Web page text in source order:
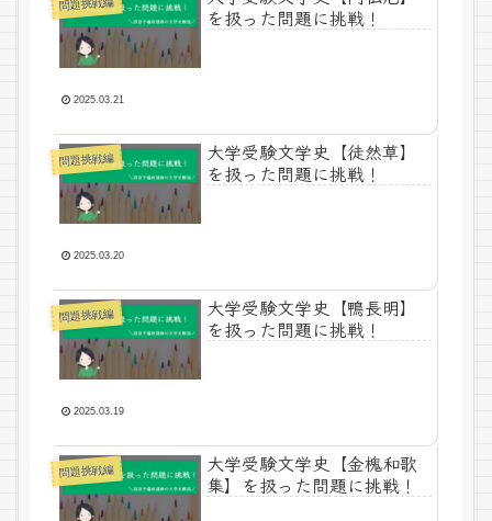
問題挑戦編
を扱った問題に挑戦！
2025.03.21
問題挑戦編
大学受験文学史【徒然草】
を扱った問題に挑戦！
2025.03.20
問題挑戦編
大学受験文学史【鴨長明】
を扱った問題に挑戦！
2025.03.19
問題挑戦編
大学受験文学史【金槐和歌
集】を扱った問題に挑戦！